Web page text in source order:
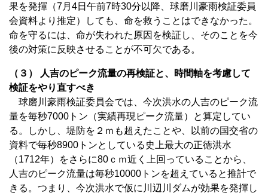
果を発揮（7月4日午前7時30分以降、球磨川豪雨検証委員
会資料より推定）しても、命を救うことはできなかった。
命を守るには、命が失われた原因を検証し、そのことを今
後の対策に反映させることが不可欠である。
（３） 人吉のピーク流量の再検証と、時間軸を考慮して
検証をやり直すべき
球磨川豪雨検証委員会では、今次洪水の人吉のピーク流
量を毎秒7000トン（実績再現ピーク流量）と算定してい
る。しかし、堤防を２ｍも超えたことや、以前の国交省の
資料で毎秒8900トンとしている史上最大の正徳洪水
（1712年）をさらに80ｃｍ近く上回っていることから、
人吉のピーク流量は毎秒10000トンを超えていると推計で
きる。つまり、今次洪水で仮に川辺川ダムが効果を発揮し